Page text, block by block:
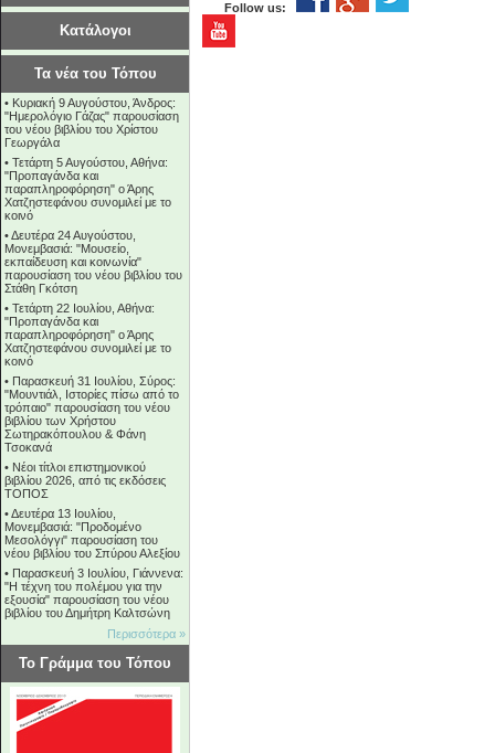
Κατάλογοι
Τα νέα του Τόπου
• Κυριακή 9 Αυγούστου, Άνδρος:
"Ημερολόγιο Γάζας" παρουσίαση
του νέου βιβλίου του Χρίστου
Γεωργάλα
• Τετάρτη 5 Αυγούστου, Αθήνα:
"Προπαγάνδα και
παραπληροφόρηση" ο Άρης
Χατζηστεφάνου συνομιλεί με το
κοινό
•Δευτέρα 24 Αυγούστου,
Μονεμβασιά: "Μουσείο,
εκπαίδευση και κοινωνία"
παρουσίαση του νέου βιβλίου του
Στάθη Γκότση
• Τετάρτη 22 Ιουλίου, Αθήνα:
"Προπαγάνδα και
παραπληροφόρηση" ο Άρης
Χατζηστεφάνου συνομιλεί με το
κοινό
• Παρασκευή 31 Ιουλίου, Σύρος:
"Μουντιάλ, Ιστορίες πίσω από το
τρόπαιο" παρουσίαση του νέου
βιβλίου των Χρήστου
Σωτηρακόπουλου & Φάνη
Τσοκανά
• Νέοι τίτλοι επιστημονικού
βιβλίου 2026, από τις εκδόσεις
ΤΟΠΟΣ
•Δευτέρα 13 Ιουλίου,
Μονεμβασιά: "Προδομένο
Μεσολόγγι" παρουσίαση του
νέου βιβλίου του Σπύρου Αλεξίου
• Παρασκευή 3 Ιουλίου, Γιάννενα:
"Η τέχνη του πολέμου για την
εξουσία" παρουσίαση του νέου
βιβλίου του Δημήτρη Καλτσώνη
Περισσότερα »
Το Γράμμα του Τόπου
Follow us: